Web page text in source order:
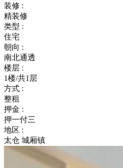
装修 :
精装修
类型 :
住宅
朝向 :
南北通透
楼层 :
1楼/共1层
方式 :
整租
押金 :
押一付三
地区 :
太仓 城厢镇